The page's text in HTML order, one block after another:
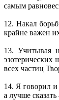
самым
12. Накал
крайне важен
13. Учитывая
всех частиц
14. Я говорил и
а лучше